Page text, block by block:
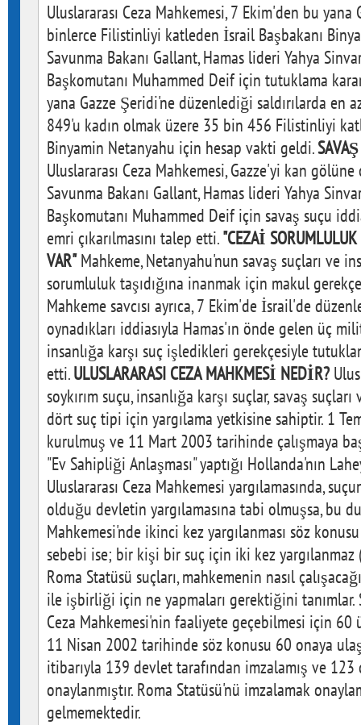
Uluslararası Ceza Mahkemesi, 7 Ekim'den bu
binlerce Filistinliyi katleden İsrail Başbakanı
Savunma Bakanı Gallant, Hamas lideri Yahya
Başkomutanı Muhammed Deif için tutuklama
yana Gazze Şeridi'ne düzenlediği saldırılarda en
849'u kadın olmak üzere 35 bin 456 Filistinliyi
Binyamin Netanyahu için hesap vakti geldi.
Uluslararası Ceza Mahkemesi, Gazze'yi kan
Savunma Bakanı Gallant, Hamas lideri Yahya
Başkomutanı Muhammed Deif için savaş suçu
emri çıkarılmasını talep etti."CEZAİ
VAR"Mahkeme, Netanyahu'nun savaş suçları ve
sorumluluk taşıdığına inanmak için makul
Mahkeme savcısı ayrıca, 7 Ekim'de İsrail'de
oynadıkları iddiasıyla Hamas'ın önde gelen üç
insanlığa karşı suç işledikleri gerekçesiyle
etti.ULUSLARARASI CEZA MAHKMESİ NEDİR?
soykırım suçu, insanlığa karşı suçlar, savaş
dört suç tipi için yargılama yetkisine sahiptir. 1
kurulmuş ve 11 Mart 2003 tarihinde çalışmaya
"Ev Sahipliği Anlaşması" yaptığı Hollanda'nın
Uluslararası Ceza Mahkemesi yargılamasında,
olduğu devletin yargılamasına tabi olmuşsa, bu
Mahkemesi'nde ikinci kez yargılanması söz
sebebi ise; bir kişi bir suç için iki kez
Roma Statüsü suçları, mahkemenin nasıl
ile işbirliği için ne yapmaları gerektiğini tanımlar.
Ceza Mahkemesi'nin faaliyete geçebilmesi için
11 Nisan 2002 tarihinde söz konusu 60 onaya
itibarıyla 139 devlet tarafından imzalamış ve
onaylanmıştır. Roma Statüsü'nü imzalamak
gelmemektedir.